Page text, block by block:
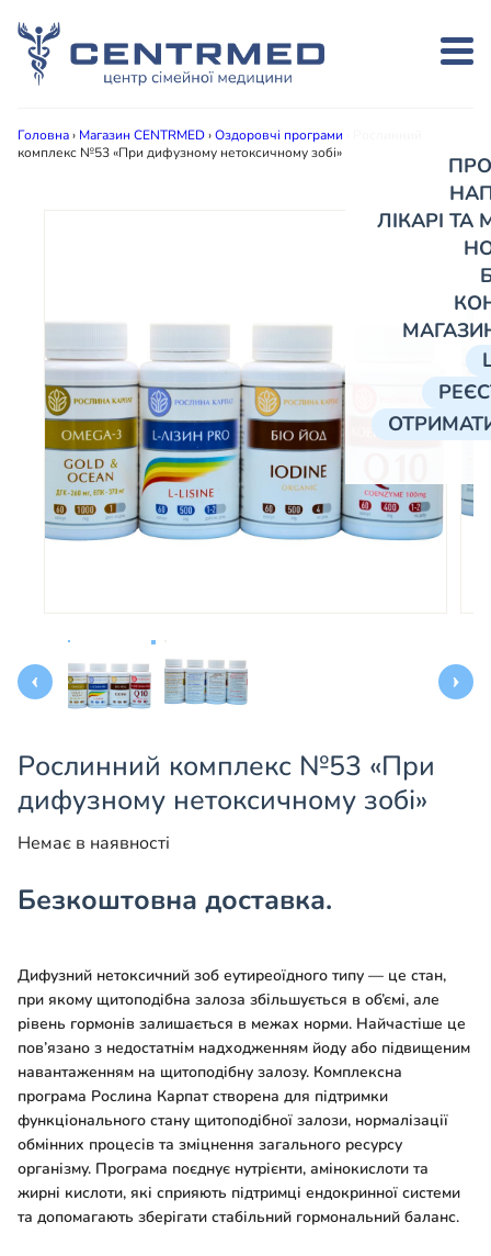
ЛІКАРІ
Головна› Магазин CENTRMED›Оздоровчі програми
комплекс №53 «При дифузному нетоксичному зобі»
Рослинний комплекс №53 «При
дифузному нетоксичному зобі»
Немає в наявності
Безкоштовна доставка.
Дифузний нетоксичний зоб еутиреоїдного типу — це стан,
при якому щитоподібна залоза збільшується в об’ємі, але
рівень гормонів залишається в межах норми. Найчастіше це
пов’язано з недостатнім надходженням йоду або підвищеним
навантаженням на щитоподібну залозу. Комплексна
програма Рослина Карпат створена для підтримки
функціонального стану щитоподібної залози, нормалізації
обмінних процесів та зміцнення загального ресурсу
організму. Програма поєднує нутрієнти, амінокислоти та
жирні кислоти, які сприяють підтримці ендокринної системи
та допомагають зберігати стабільний гормональний баланс.